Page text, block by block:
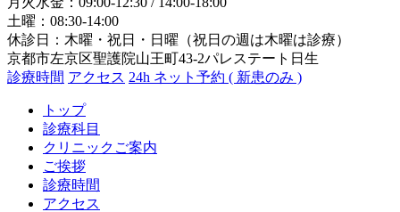
土曜：08:30-14:00
休診日：木曜・祝日・日曜（祝日の週は木曜は診療）
京都市左京区聖護院山王町43-2パレステート日生
診療時間 アクセス 24h ネット予約 ( 新患のみ )
トップ
診療科目
クリニックご案内
ご挨拶
診療時間
アクセス